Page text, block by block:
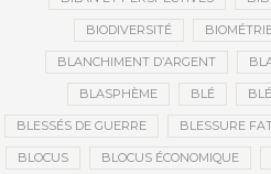
BIODIVERSITÉ
BLANCHIMENT D’ARGENT
BLASPHÈME BLÉ
BLESSÉS DE GUERRE BLESSURE
BLOCUS BLOCUS ÉCONOMIQUE